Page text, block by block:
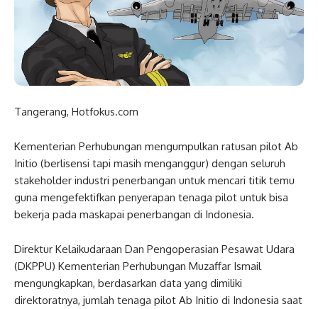
Tangerang, Hotfokus.com
Kementerian Perhubungan mengumpulkan ratusan pilot Ab
Initio (berlisensi tapi masih menganggur) dengan seluruh
stakeholder industri penerbangan untuk mencari titik temu
guna mengefektifkan penyerapan tenaga pilot untuk bisa
bekerja pada maskapai penerbangan di Indonesia.
Direktur Kelaikudaraan Dan Pengoperasian Pesawat Udara
(DKPPU) Kementerian Perhubungan Muzaffar Ismail
mengungkapkan, berdasarkan data yang dimiliki
direktoratnya, jumlah tenaga pilot Ab Initio di Indonesia saat